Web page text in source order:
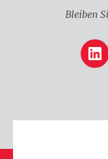
Bleiben